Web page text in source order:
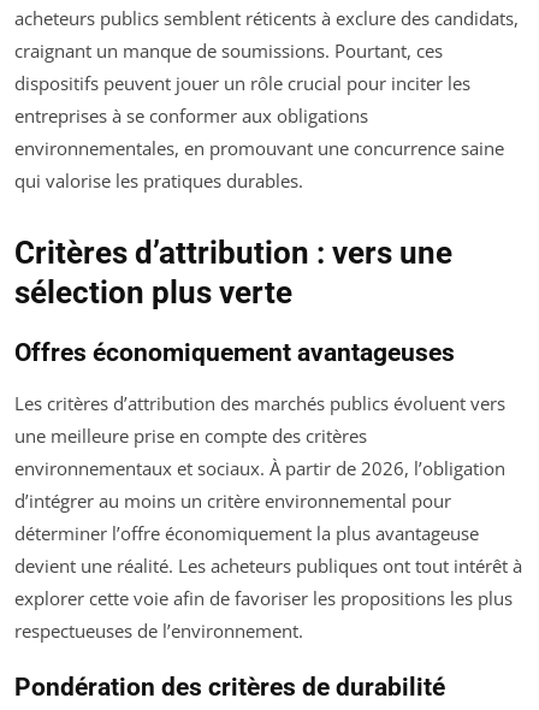
acheteurs publics semblent réticents à exclure des candidats,
craignant un manque de soumissions. Pourtant, ces
dispositifs peuvent jouer un rôle crucial pour inciter les
entreprises à se conformer aux obligations
environnementales, en promouvant une concurrence saine
qui valorise les pratiques durables.
Critères d’attribution : vers une
sélection plus verte
Offres économiquement avantageuses
Les critères d’attribution des marchés publics évoluent vers
une meilleure prise en compte des critères
environnementaux et sociaux. À partir de 2026, l’obligation
d’intégrer au moins un critère environnemental pour
déterminer l’offre économiquement la plus avantageuse
devient une réalité. Les acheteurs publiques ont tout intérêt à
explorer cette voie afin de favoriser les propositions les plus
respectueuses de l’environnement.
Pondération des critères de durabilité